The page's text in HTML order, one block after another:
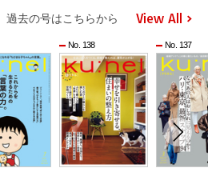
過去の号はこちらから View All
No. 138 No. 137